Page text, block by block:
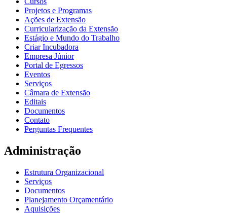
Projetos e Programas
Ações de Extensão
Curricularização da Extensão
Estágio e Mundo do Trabalho
Criar Incubadora
Empresa Júnior
Portal de Egressos
Eventos
Serviços
Câmara de Extensão
Editais
Documentos
Contato
Perguntas Frequentes
Administração
Estrutura Organizacional
Serviços
Documentos
Planejamento Orçamentário
Aquisições